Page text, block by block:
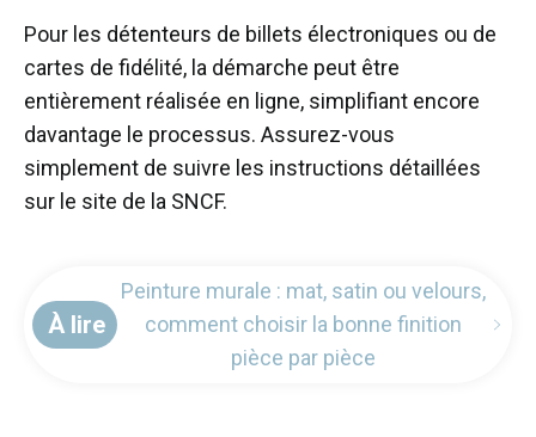
Pour les détenteurs de billets électroniques ou de
cartes de fidélité, la démarche peut être
entièrement réalisée en ligne, simplifiant encore
davantage le processus. Assurez-vous
simplement de suivre les instructions détaillées
sur le site de la SNCF.
À lire
Peinture murale : mat, satin ou velours,
comment choisir la bonne finition
pièce par pièce